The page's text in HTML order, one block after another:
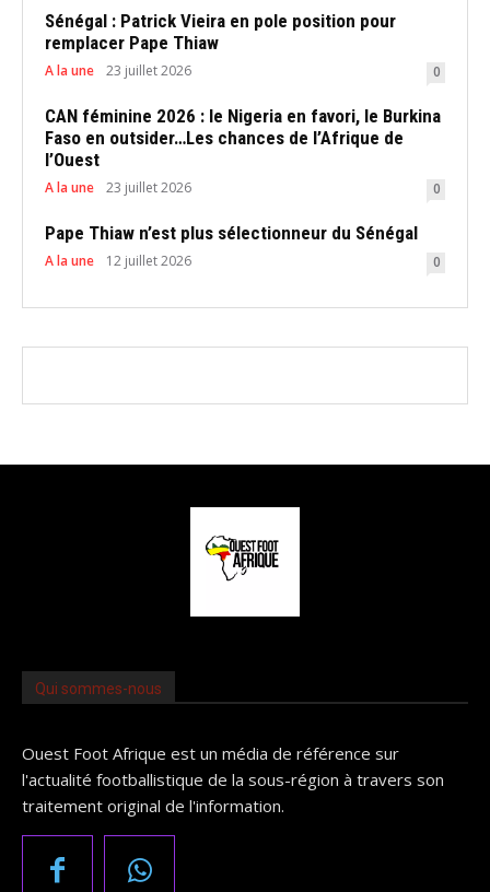
Sénégal : Patrick Vieira en pole position pour
remplacer Pape Thiaw
A la une 23 juillet 2026 0
CAN féminine 2026 : le Nigeria en favori, le Burkina
Faso en outsider…Les chances de l’Afrique de
l’Ouest
A la une 23 juillet 2026 0
Pape Thiaw n’est plus sélectionneur du Sénégal
A la une 12 juillet 2026 0
Qui sommes-nous
Ouest Foot Afrique est un média de référence sur
l'actualité footballistique de la sous-région à travers son
traitement original de l'information.